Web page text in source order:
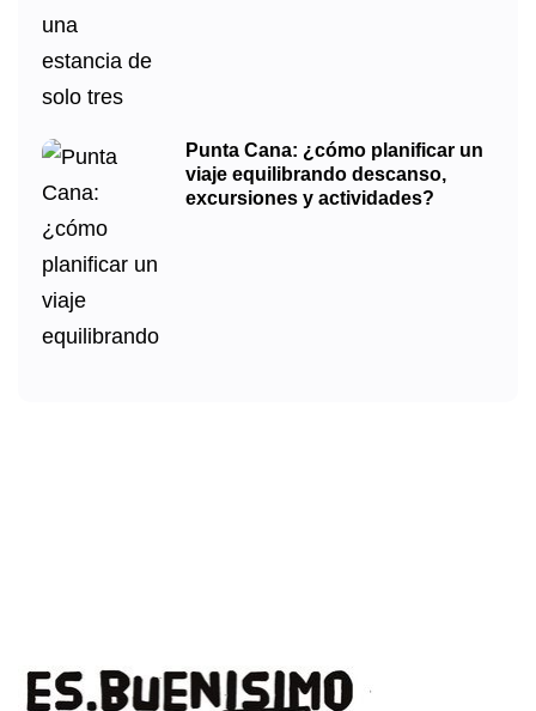
Punta Cana: ¿cómo planificar un
viaje equilibrando descanso,
excursiones y actividades?